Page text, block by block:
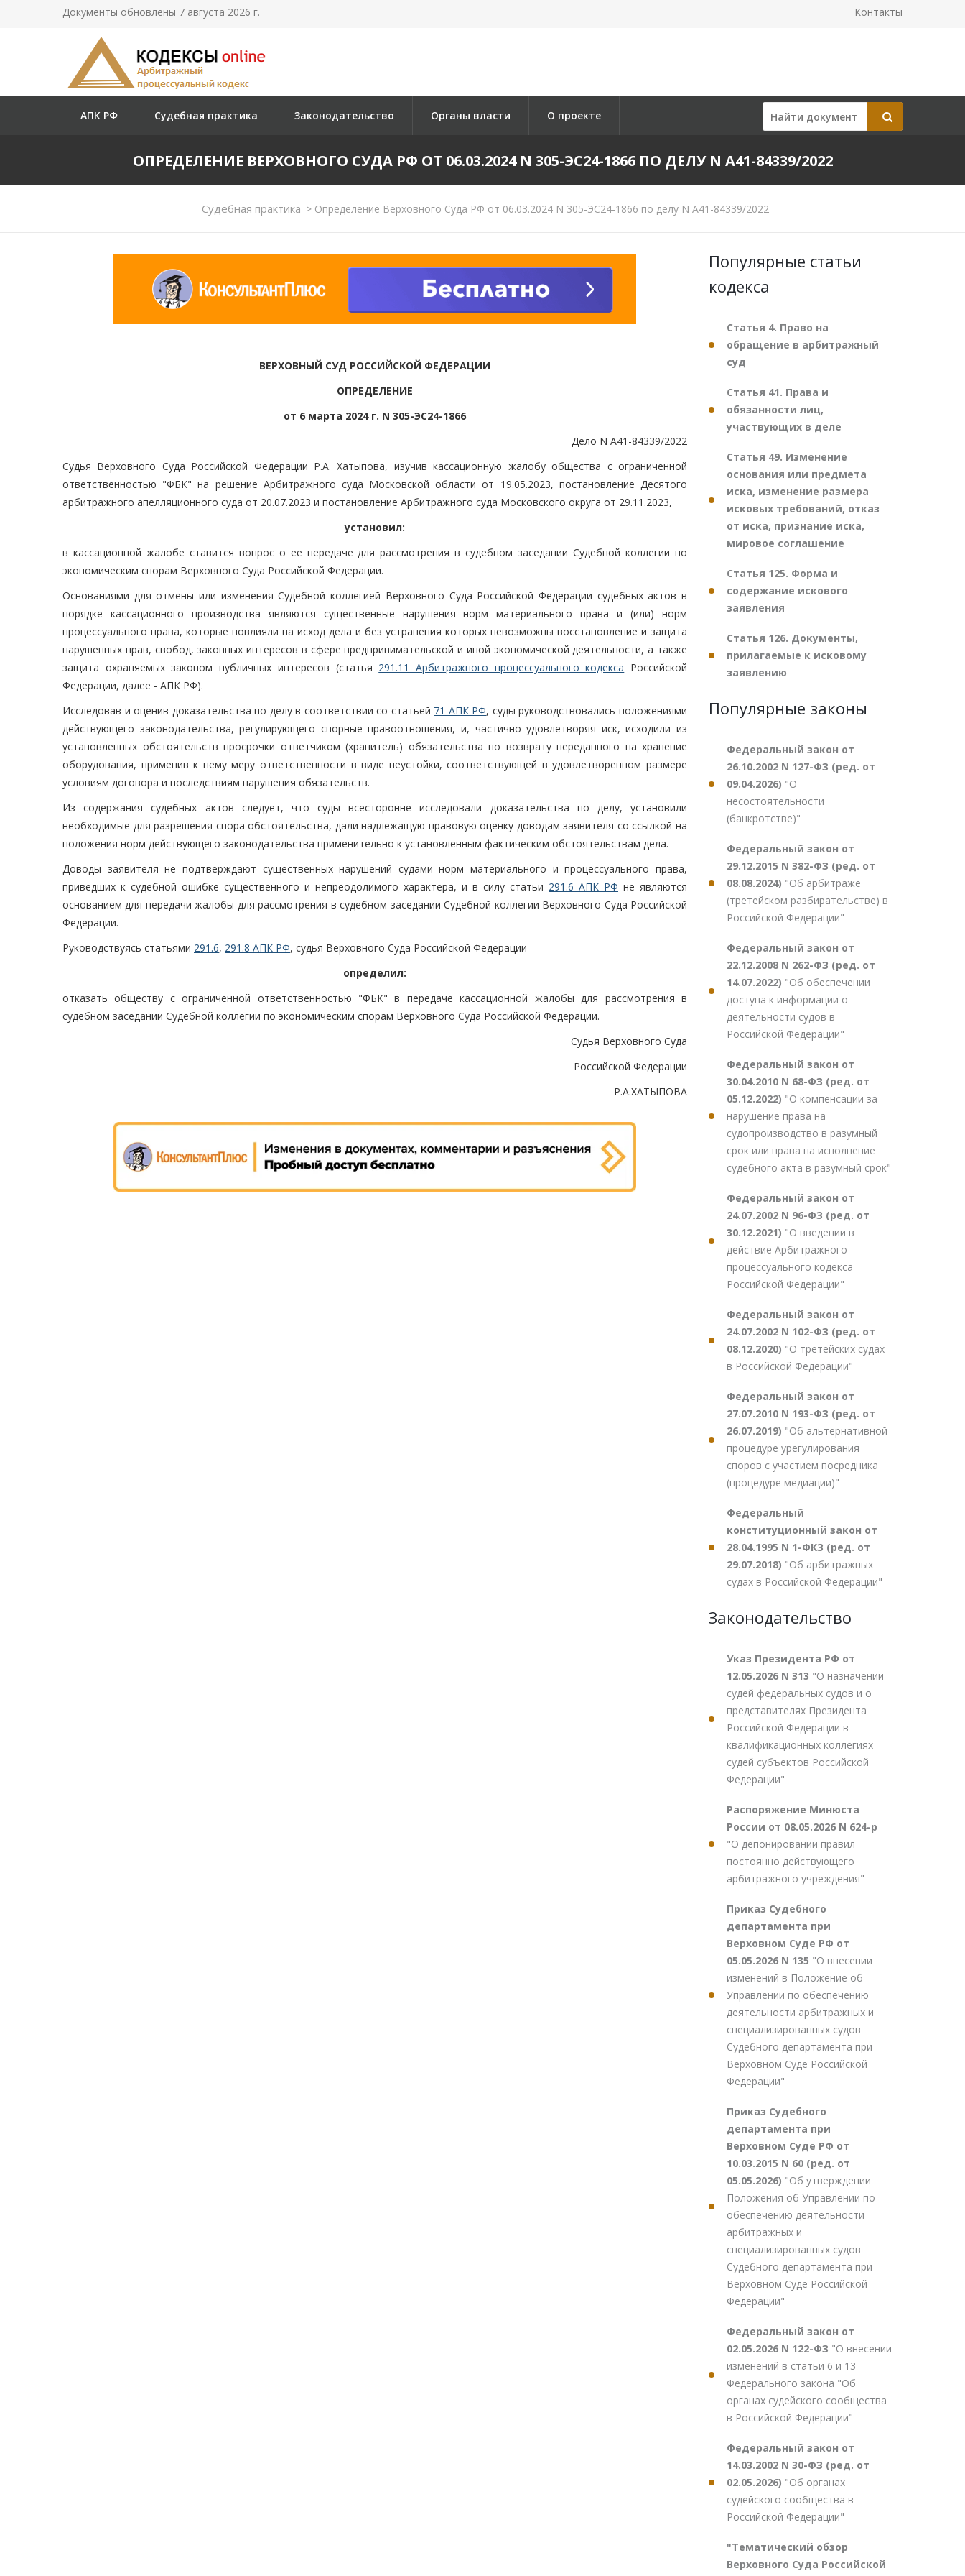
Документы обновлены 7 августа 2026 г. Контакты
АПК РФ Судебная практика Законодательство Органы власти О проекте
ОПРЕДЕЛЕНИЕ ВЕРХОВНОГО СУДА РФ ОТ 06.03.2024 N 305-ЭС24-1866 ПО ДЕЛУ N А41-84339/2022
Судебная практика >Определение Верховного Суда РФ от 06.03.2024 N 305-ЭС24-1866 по делу N А41-84339/2022
ВЕРХОВНЫЙ СУД РОССИЙСКОЙ ФЕДЕРАЦИИ
ОПРЕДЕЛЕНИЕ
от 6 марта 2024 г. N 305-ЭС24-1866
Дело N А41-84339/2022
Судья Верховного Суда Российской Федерации Р.А. Хатыпова, изучив кассационную жалобу общества с ограниченной
ответственностью "ФБК" на решение Арбитражного суда Московской области от 19.05.2023, постановление Десятого
арбитражного апелляционного суда от 20.07.2023 и постановление Арбитражного суда Московского округа от 29.11.2023,
установил:
в кассационной жалобе ставится вопрос о ее передаче для рассмотрения в судебном заседании Судебной коллегии по
экономическим спорам Верховного Суда Российской Федерации.
Основаниями для отмены или изменения Судебной коллегией Верховного Суда Российской Федерации судебных актов в
порядке кассационного производства являются существенные нарушения норм материального права и (или) норм
процессуального права, которые повлияли на исход дела и без устранения которых невозможны восстановление и защита
нарушенных прав, свобод, законных интересов в сфере предпринимательской и иной экономической деятельности, а также
защита охраняемых законом публичных интересов (статья 291.11 Арбитражного процессуального кодекса Российской
Федерации, далее - АПК РФ).
Исследовав и оценив доказательства по делу в соответствии со статьей 71 АПК РФ, суды руководствовались положениями
действующего законодательства, регулирующего спорные правоотношения, и, частично удовлетворяя иск, исходили из
установленных обстоятельств просрочки ответчиком (хранитель) обязательства по возврату переданного на хранение
оборудования, применив к нему меру ответственности в виде неустойки, соответствующей в удовлетворенном размере
условиям договора и последствиям нарушения обязательств.
Из содержания судебных актов следует, что суды всесторонне исследовали доказательства по делу, установили
необходимые для разрешения спора обстоятельства, дали надлежащую правовую оценку доводам заявителя со ссылкой на
положения норм действующего законодательства применительно к установленным фактическим обстоятельствам дела.
Доводы заявителя не подтверждают существенных нарушений судами норм материального и процессуального права,
приведших к судебной ошибке существенного и непреодолимого характера, и в силу статьи 291.6 АПК РФ не являются
основанием для передачи жалобы для рассмотрения в судебном заседании Судебной коллегии Верховного Суда Российской
Федерации.
Руководствуясь статьями 291.6, 291.8 АПК РФ, судья Верховного Суда Российской Федерации
определил:
отказать обществу с ограниченной ответственностью "ФБК" в передаче кассационной жалобы для рассмотрения в
судебном заседании Судебной коллегии по экономическим спорам Верховного Суда Российской Федерации.
Судья Верховного Суда
Российской Федерации
Р.А.ХАТЫПОВА
Популярные статьи
кодекса
Статья 4. Право на
обращение в арбитражный
суд
Статья 41. Права и
обязанности лиц,
участвующих в деле
Статья 49. Изменение
основания или предмета
иска, изменение размера
исковых требований, отказ
от иска, признание иска,
мировое соглашение
Статья 125. Форма и
содержание искового
заявления
Статья 126. Документы,
прилагаемые к исковому
заявлению
Популярные законы
Федеральный закон от
26.10.2002 N 127-ФЗ (ред. от
09.04.2026) "О
несостоятельности
(банкротстве)"
Федеральный закон от
29.12.2015 N 382-ФЗ (ред. от
08.08.2024) "Об арбитраже
(третейском разбирательстве) в
Российской Федерации"
Федеральный закон от
22.12.2008 N 262-ФЗ (ред. от
14.07.2022) "Об обеспечении
доступа к информации о
деятельности судов в
Российской Федерации"
Федеральный закон от
30.04.2010 N 68-ФЗ (ред. от
05.12.2022) "О компенсации за
нарушение права на
судопроизводство в разумный
срок или права на исполнение
судебного акта в разумный срок"
Федеральный закон от
24.07.2002 N 96-ФЗ (ред. от
30.12.2021) "О введении в
действие Арбитражного
процессуального кодекса
Российской Федерации"
Федеральный закон от
24.07.2002 N 102-ФЗ (ред. от
08.12.2020) "О третейских судах
в Российской Федерации"
Федеральный закон от
27.07.2010 N 193-ФЗ (ред. от
26.07.2019) "Об альтернативной
процедуре урегулирования
споров с участием посредника
(процедуре медиации)"
Федеральный
конституционный закон от
28.04.1995 N 1-ФКЗ (ред. от
29.07.2018) "Об арбитражных
судах в Российской Федерации"
Законодательство
Указ Президента РФ от
12.05.2026 N 313 "О назначении
судей федеральных судов и о
представителях Президента
Российской Федерации в
квалификационных коллегиях
судей субъектов Российской
Федерации"
Распоряжение Минюста
России от 08.05.2026 N 624-р
"О депонировании правил
постоянно действующего
арбитражного учреждения"
Приказ Судебного
департамента при
Верховном Суде РФ от
05.05.2026 N 135 "О внесении
изменений в Положение об
Управлении по обеспечению
деятельности арбитражных и
специализированных судов
Судебного департамента при
Верховном Суде Российской
Федерации"
Приказ Судебного
департамента при
Верховном Суде РФ от
10.03.2015 N 60 (ред. от
05.05.2026) "Об утверждении
Положения об Управлении по
обеспечению деятельности
арбитражных и
специализированных судов
Судебного департамента при
Верховном Суде Российской
Федерации"
Федеральный закон от
02.05.2026 N 122-ФЗ "О внесении
изменений в статьи 6 и 13
Федерального закона "Об
органах судейского сообщества
в Российской Федерации"
Федеральный закон от
14.03.2002 N 30-ФЗ (ред. от
02.05.2026) "Об органах
судейского сообщества в
Российской Федерации"
"Тематический обзор
Верховного Суда Российской